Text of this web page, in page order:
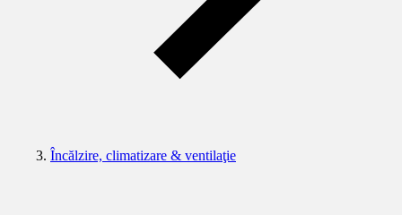
Încălzire, climatizare & ventilaţie